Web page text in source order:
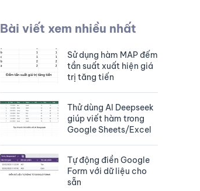
Bài viết xem nhiều nhất
Sử dụng hàm MAP đếm
tần suất xuất hiện giá
trị tăng tiến
Thử dùng AI Deepseek
giúp viết hàm trong
Google Sheets/Excel
Tự động điền Google
Form với dữ liệu cho
sẵn